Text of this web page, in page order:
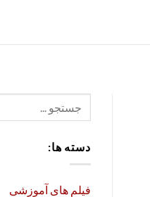
دسته ها:
فیلم های آموزشی